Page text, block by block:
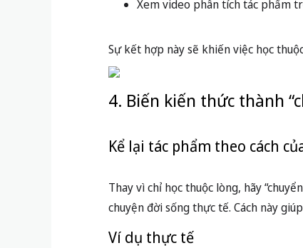
Xem video phân tích tác phẩm
Sự kết hợp này sẽ khiến việc học
4. Biến kiến thức thành
Kể lại tác phẩm theo cách
Thay vì chỉ học thuộc lòng, hãy
chuyện đời sống thực tế. Cách này
Ví dụ thực tế